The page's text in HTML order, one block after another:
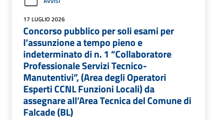
17 LUGLIO 2026
Concorso pubblico per soli esami per
l’assunzione a tempo pieno e
indeterminato di n. 1 “Collaboratore
Professionale Servizi Tecnico-
Manutentivi”, (Area degli Operatori
Esperti CCNL Funzioni Locali) da
assegnare all’Area Tecnica del Comune di
Falcade (BL)